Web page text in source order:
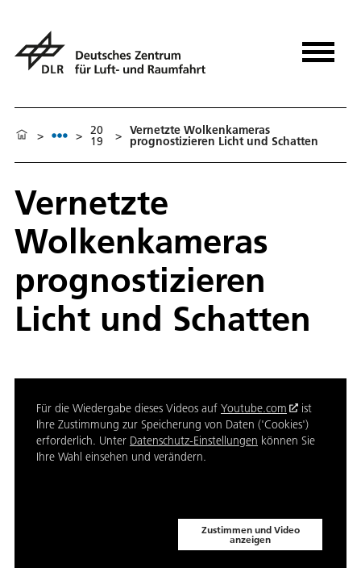
> > 20
19 > Vernetzte Wolkenkameras
prognostizieren Licht und Schatten
Vernetzte
Wolkenkameras
prognostizieren
Licht und Schatten
Für die Wiedergabe dieses Videos auf Youtube.com
ist
Ihre Zustimmung zur Speicherung von Daten ('Cookies')
erforderlich. Unter Datenschutz-Einstellungen können Sie
Ihre Wahl einsehen und verändern.
Zustimmen und Video
anzeigen